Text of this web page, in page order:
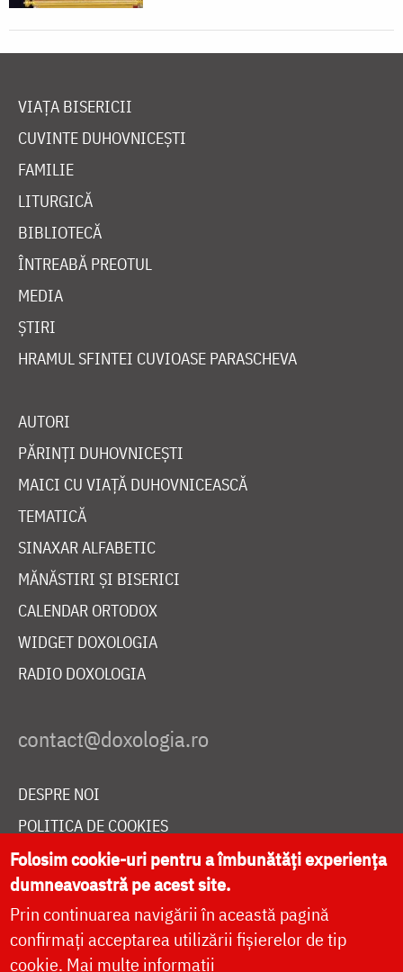
VIAȚA BISERICII
CUVINTE DUHOVNICEȘTI
FAMILIE
LITURGICĂ
BIBLIOTECĂ
ÎNTREABĂ PREOTUL
MEDIA
ȘTIRI
HRAMUL SFINTEI CUVIOASE PARASCHEVA
AUTORI
PĂRINȚI DUHOVNICEȘTI
MAICI CU VIAȚĂ DUHOVNICEASCĂ
TEMATICĂ
SINAXAR ALFABETIC
MĂNĂSTIRI ȘI BISERICI
CALENDAR ORTODOX
WIDGET DOXOLOGIA
RADIO DOXOLOGIA
DESPRE NOI
POLITICA DE COOKIES
DONEAZĂ ONLINE PENTRU CATEDRALA NAȚIONALĂ
LIVE
Folosim cookie-uri pentru a îmbunătăți experiența
dumneavoastră pe acest site.
Prin continuarea navigării în această pagină
confirmați acceptarea utilizării fișierelor de tip
cookie. Mai multe informații